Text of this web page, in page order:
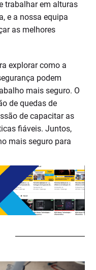
trabalhar em alturas
e a nossa equipa
as melhores
explorar como a
podem
mais seguro. O
de quedas de
de capacitar as
fiáveis. Juntos,
mais seguro para